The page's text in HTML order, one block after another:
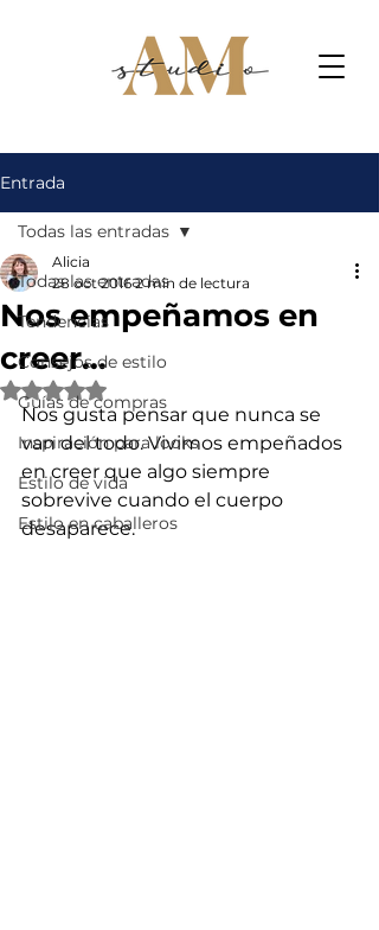
Entrada
Todas las entradas
Tendencias
Consejos de estilo
Guías de compras
Inspiración para looks
Estilo de vida
Estilo en caballeros
Todas las entradas
Nos empeñamos en
creer…
Alicia
28 oct 2016 2 min de lectura
Obtuvo NaN de 5 estrellas.
Nos gusta pensar que nunca se
van del todo. Vivimos empeñados
en creer que algo siempre
sobrevive cuando el cuerpo
desaparece.